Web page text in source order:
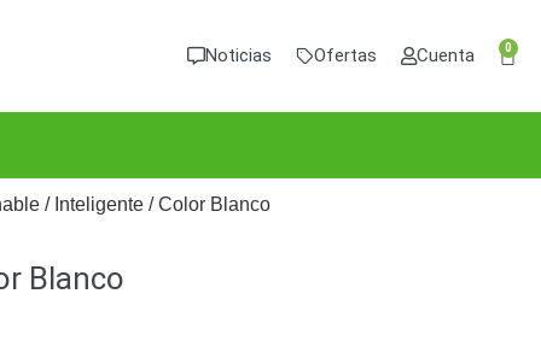
Noticias Ofertas Cuenta 0
/ Inteligente / Color Blanco
Blanco